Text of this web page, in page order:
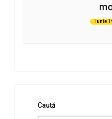
iunie
Caută